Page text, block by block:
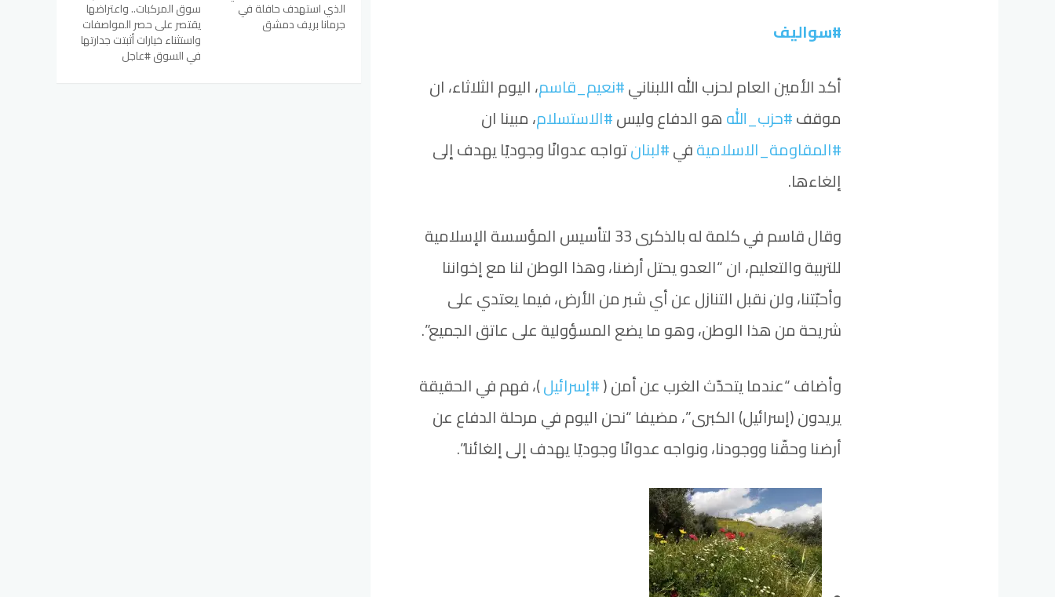
#سواليف
أكد الأمين العام لحزب الله اللبناني#نعيم_قاسم، اليوم الثلاثاء، ان
موقف#حزب_اللههو الدفاع وليس#الاستسلام، مبينا ان
#المقاومة_الاسلاميةفي#لبنانتواجه عدوانًا وجوديًا يهدف إلى
إلغاءها.
وقال قاسم في كلمة له بالذكرى 33 لتأسيس المؤسسة الإسلامية
للتربية والتعليم، ان “العدو يحتل أرضنا، وهذا الوطن لنا مع إخواننا
وأحبّتنا، ولن نقبل التنازل عن أي شبر من الأرض، فيما يعتدي على
شريحة من هذا الوطن، وهو ما يضع المسؤولية على عاتق الجميع”.
وأضاف “عندما يتحدّث الغرب عن أمن (#إسرائيل)، فهم في الحقيقة
يريدون (إسرائيل) الكبرى”، مضيفا “نحن اليوم في مرحلة الدفاع عن
أرضنا وحقّنا ووجودنا، ونواجه عدوانًا وجوديًا يهدف إلى إلغائنا”.
الذي استهدف حافلة في
جرمانا بريف دمشق
سوق المركبات.. واعتراضها
يقتصر على حصر المواصفات
واستثناء خيارات أثبتت جدارتها
في السوق #عاجل